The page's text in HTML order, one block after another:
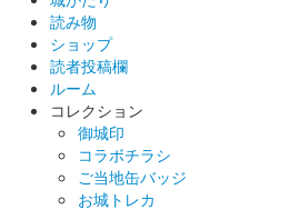
読み物
ショップ
読者投稿欄
ルーム
コレクション
御城印
コラボチラシ
ご当地缶バッジ
お城トレカ